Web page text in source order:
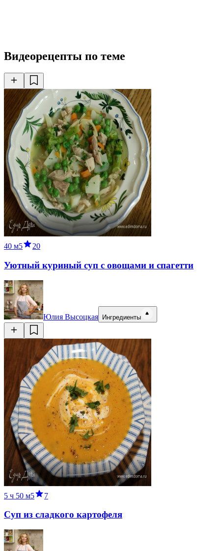
Видеорецепты по теме
40 м5 20
Уютный куриный суп с овощами и спагетти
Юлия Высоцкая Ингредиенты
5 ч 50 м5 7
Суп из сладкого картофеля